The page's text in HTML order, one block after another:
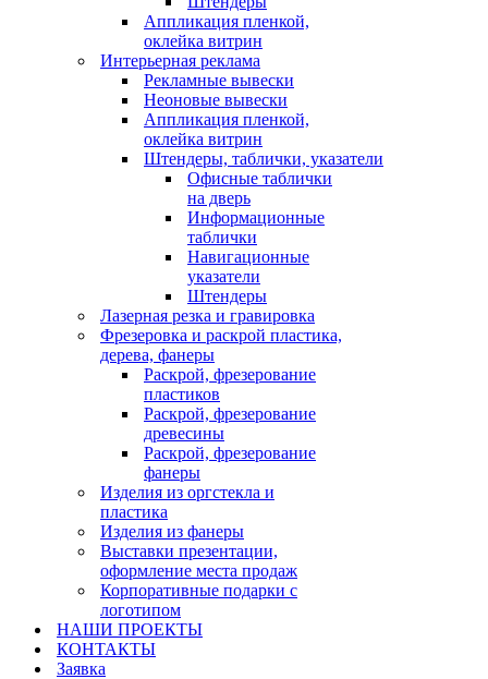
Аппликация пленкой,
оклейка витрин
Интерьерная реклама
Рекламные вывески
Неоновые вывески
Аппликация пленкой,
оклейка витрин
Штендеры, таблички, указатели
Офисные таблички
на дверь
Информационные
таблички
Навигационные
указатели
Штендеры
Лазерная резка и гравировка
Фрезеровка и раскрой пластика,
дерева, фанеры
Раскрой, фрезерование
пластиков
Раскрой, фрезерование
древесины
Раскрой, фрезерование
фанеры
Изделия из оргстекла и
пластика
Изделия из фанеры
Выставки презентации,
оформление места продаж
Корпоративные подарки с
логотипом
НАШИ ПРОЕКТЫ
КОНТАКТЫ
Заявка